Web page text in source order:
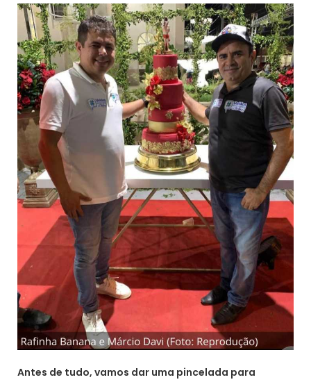
Antes de tudo, vamos dar uma pincelada para